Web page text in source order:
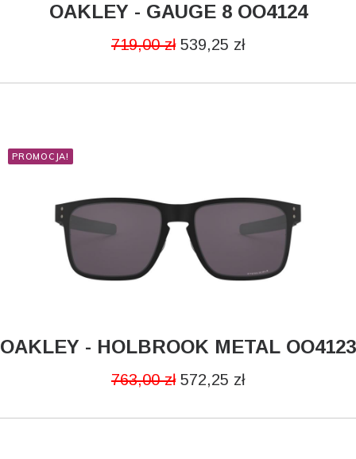
DODAJ DO KOSZYKA
OAKLEY - GAUGE 8 OO4124
719,00zł 539,25 zł
PROMOCJA!
CZYTAJ DALEJ
OAKLEY - HOLBROOK METAL OO4123
763,00zł 572,25 zł